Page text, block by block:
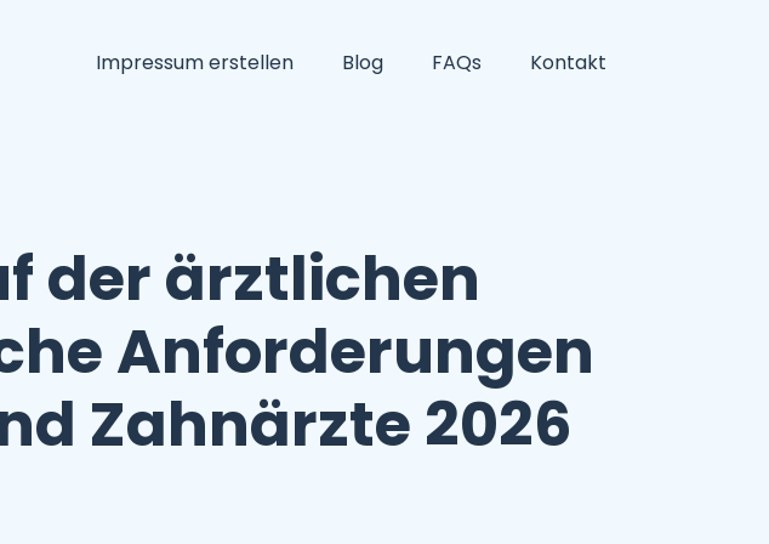
Impressum erstellen Blog FAQs Kontakt
der ärztlichen
Anforderungen
Zahnärzte 2026